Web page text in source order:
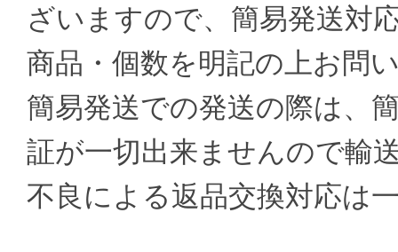
ざいますので、簡易発送対
商品・個数を明記の上お問
簡易発送での発送の際は、
証が一切出来ませんので輸
不良による返品交換対応は